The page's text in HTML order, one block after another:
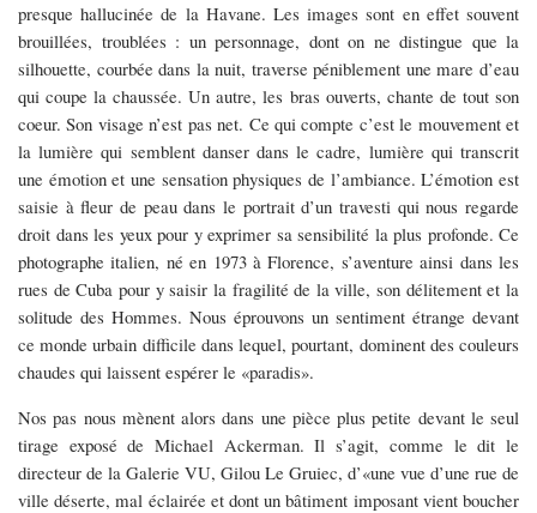
presque hallucinée de la Havane. Les images sont en effet souvent
brouillées, troublées : un personnage, dont on ne distingue que la
silhouette, courbée dans la nuit, traverse péniblement une mare d’eau
qui coupe la chaussée. Un autre, les bras ouverts, chante de tout son
coeur. Son visage n’est pas net. Ce qui compte c’est le mouvement et
la lumière qui semblent danser dans le cadre, lumière qui transcrit
une émotion et une sensation physiques de l’ambiance. L’émotion est
saisie à fleur de peau dans le portrait d’un travesti qui nous regarde
droit dans les yeux pour y exprimer sa sensibilité la plus profonde. Ce
photographe italien, né en 1973 à Florence, s’aventure ainsi dans les
rues de Cuba pour y saisir la fragilité de la ville, son délitement et la
solitude des Hommes. Nous éprouvons un sentiment étrange devant
ce monde urbain difficile dans lequel, pourtant, dominent des couleurs
chaudes qui laissent espérer le «paradis».
Nos pas nous mènent alors dans une pièce plus petite devant le seul
tirage exposé de Michael Ackerman. Il s’agit, comme le dit le
directeur de la Galerie VU, Gilou Le Gruiec, d’«une vue d’une rue de
ville déserte, mal éclairée et dont un bâtiment imposant vient boucher